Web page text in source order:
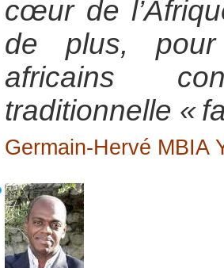
cœur de
de plus,
africains
traditionnelle «
Germain-Hervé MBIA